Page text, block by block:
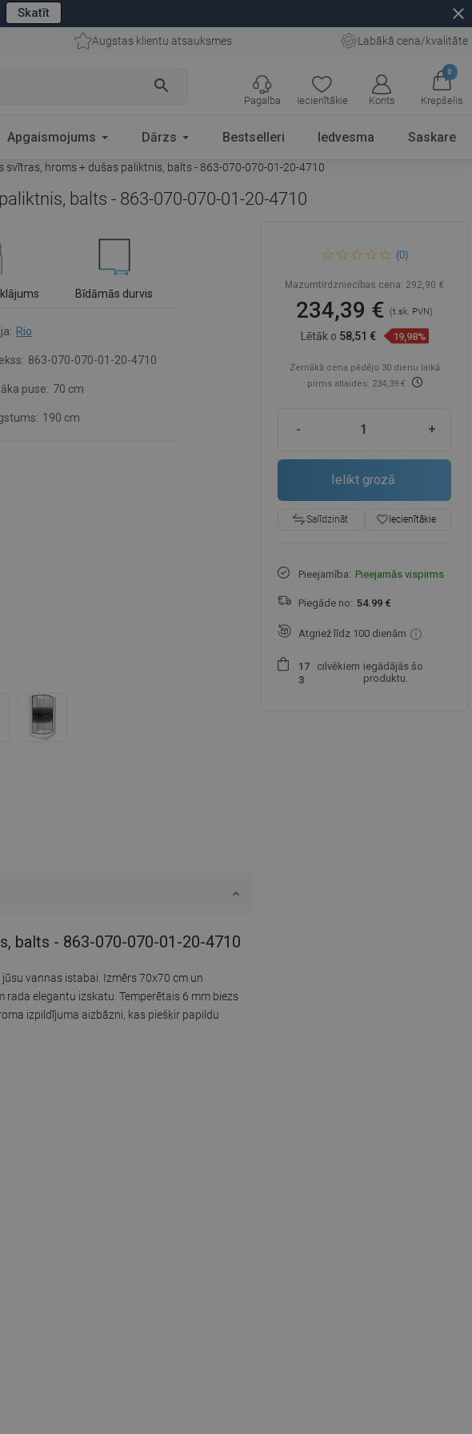
Skatīt close
Augstas klientu atsauksmes Labākā cena/kvalitāte
search
Iecienītākie Konts
0
Krepšelis
Pagalba
Apgaismojums Dārzs Bestselleri Iedvesma Saskare
svītras, hroms + dušas paliktnis, balts - 863-070-070-01-20-4710
balts - 863-070-070-01-20-4710
Bīdāmās durvis
Rio
863-070-070-01-20-4710
puse: 70 cm
190 cm
balts - 863-070-070-01-20-4710
vannas istabai. Izmērs 70x70 cm un
elegantu izskatu. Temperētais 6 mm biezs
izpildījuma aizbāzni, kas piešķir papildu
pusapaļa 70 x 70 cm, baltas
paliktnis, balts - 863-070-070-
01-20-4710
(0)
Mazumtirdzniecības cena: 292,90 €
234,39 €(t.sk. PVN)
Lētāk o 58,51 € 19,98%
Zemākā cena pēdējo 30 dienu laikā
pirms atlaides: 234,39 €
- +
Ielikt grozā
Salīdzināt favorite_borderIecienītākie
Pieejamība: Pieejamās vispirms
Piegāde no: 54.99 €
Atgriež līdz 100 dienām
1 7
3
cilvēkiem iegādājās šo
produktu.